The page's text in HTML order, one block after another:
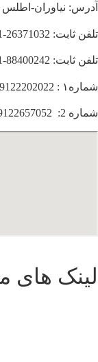
آدرس: نیاوران-
تلفن ثابت: 26371032-021
تلفن ثابت: 88400242-021
شماره۱ : 09122202022
شماره 2: 09122657052
لینک های